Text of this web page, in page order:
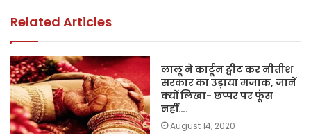
k
Related Articles
लालू ने कार्टून ट्वीट कर नीतीश
सरकार का उड़ाया मजाक, जानें
क्यों लिखा- छप्पर पर फूंस
नहीं….
August 14, 2020